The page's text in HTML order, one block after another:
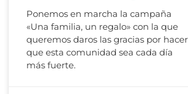
Ponemos en marcha la campaña
«Una familia, un regalo» con la que
queremos daros las gracias por hacer
que esta comunidad sea cada día
más fuerte.